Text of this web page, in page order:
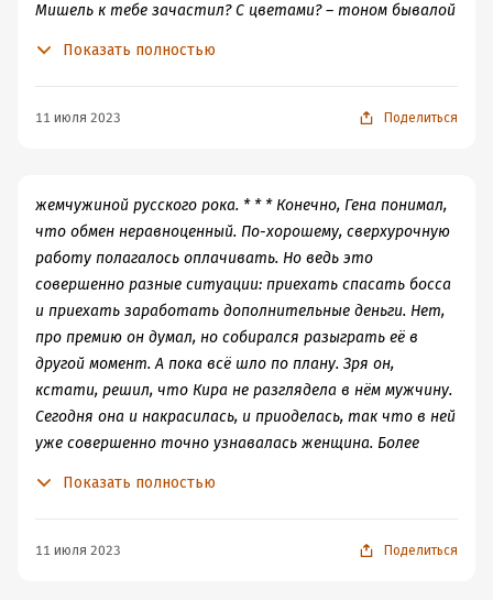
Мишель к тебе зачастил? С цветами? – тоном бывалой
осознала, что зря. Дабы не наговорить лишнего в
молчали как рыбы. В кабинете тоже. От концентрации
любопытства в воздухе стало душно. Кира на
автомате расстегнула ещё одну пуговичку на блузке, и
чтобы Кира ждала восхищённых взглядов… Хотя чего
лукавить – ждала! Надеялась. В глубине души. И
действительно, взгляд Большого Шефа задержался на
ней дольше приличествующего. Но комплиментов
Новикова не дождалась. Более того, Новиковой
показалось, что на его лице мелькнула досада. Вот чем
обществом не брезгует. Портреты рисует и цветы
Показать полностью
11 июля 2023 Поделиться
жемчужиной русского рока. * * * Конечно, Гена понимал,
что обмен неравноценный. По-хорошему, сверхурочную
работу полагалось оплачивать. Но ведь это
совершенно разные ситуации: приехать спасать босса
и приехать заработать дополнительные деньги. Нет,
про премию он думал, но собирался разыграть её в
другой момент. А пока всё шло по плану. Зря он,
кстати, решил, что Кира не разглядела в нём мужчину.
Сегодня она и накрасилась, и приоделась, так что в ней
уже совершенно точно узнавалась женщина. Более
– «Спасение рядового Райана». Хотя он совсем не
Показать полностью
11 июля 2023 Поделиться